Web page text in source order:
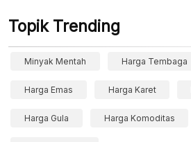
Topik Trending
Minyak Mentah Harga Tembaga
Harga Emas Harga Karet
Harga Gula Harga Komoditas